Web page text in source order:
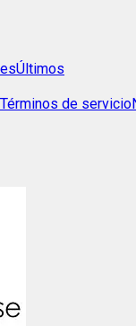
Últimos
Términos de servicio